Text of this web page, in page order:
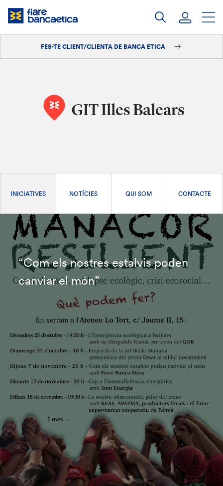
Salta
Iniciar sessióFES-TE CLIENT/CLIENTA DE BANCA ETICA
GIT Illes Balears
INICIATIVES NOTÍCIES QUI SOM CONTACTE
“Com els nostres estalvis poden
canviar el món”